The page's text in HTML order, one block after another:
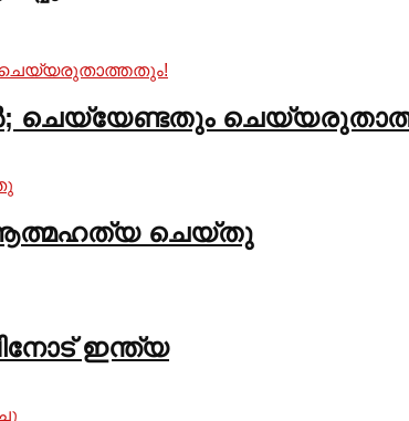
ചെയ്യേണ്ടതും
ആത്മഹത്യ ചെയ്തു
ഇന്ത്യ